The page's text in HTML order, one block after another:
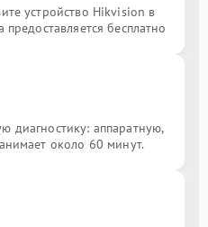
устройство Hikvision в
бесплатно
диагностику: аппаратную,
около 60 минут.